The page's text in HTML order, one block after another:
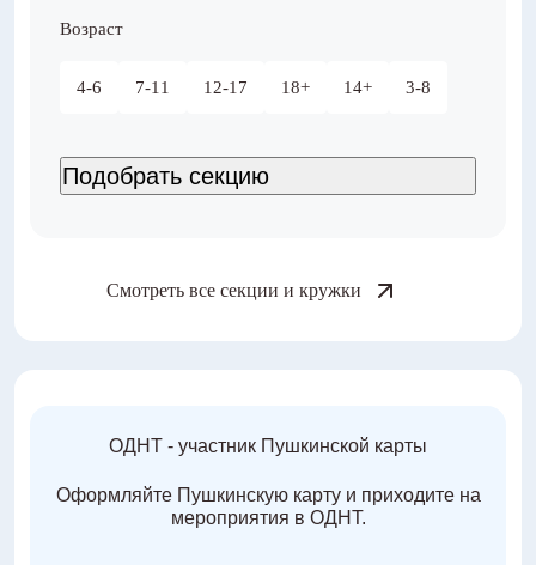
Возраст
4-6 7-11 12-17 18+ 14+ 3-8
Смотреть все секции и кружки
ОДНТ - участник Пушкинской карты
Оформляйте Пушкинскую карту и приходите на
мероприятия в ОДНТ.